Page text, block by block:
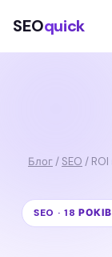
SEOquick
Блог / SEO /
SEO · 18